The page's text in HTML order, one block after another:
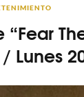
Lunes